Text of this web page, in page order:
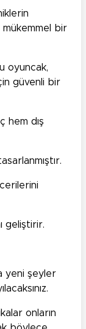
bir
oyuncak,
güvenli bir
hem dış
geliştirir.
yeni şeyler
onların